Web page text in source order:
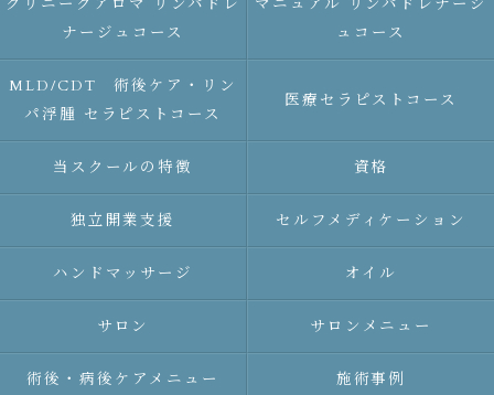
クリニークアロマ リンパドレ
ナージュコース
マニュアル リンパドレナージ
ュコース
MLD/CDT 術後ケア・リン
パ浮腫 セラピストコース
医療セラピストコース
当スクールの特徴 資格
独立開業支援 セルフメディケーション
ハンドマッサージ オイル
サロン サロンメニュー
術後・病後ケアメニュー 施術事例